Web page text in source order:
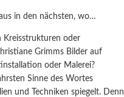
in den nächsten, wo…
Kreisstrukturen oder
Grimms Bilder auf
oder Malerei?
Sinne des Wortes
und Techniken spiegelt. Denn